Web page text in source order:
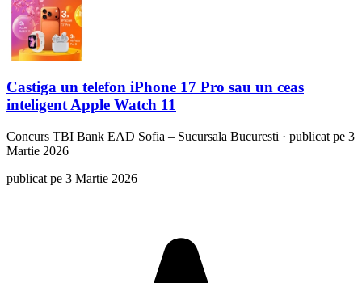
Castiga un telefon iPhone 17 Pro sau un ceas
inteligent Apple Watch 11
Concurs TBI Bank EAD Sofia – Sucursala Bucuresti · publicat pe 3
Martie 2026
publicat pe 3 Martie 2026